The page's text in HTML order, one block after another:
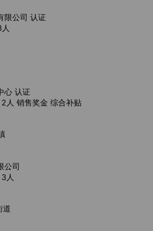
限公司 认证
心 认证
2人 销售奖金 综合补贴
公司
3人
道